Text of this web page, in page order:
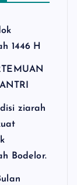
1446 H
ziarah
Bodelor.